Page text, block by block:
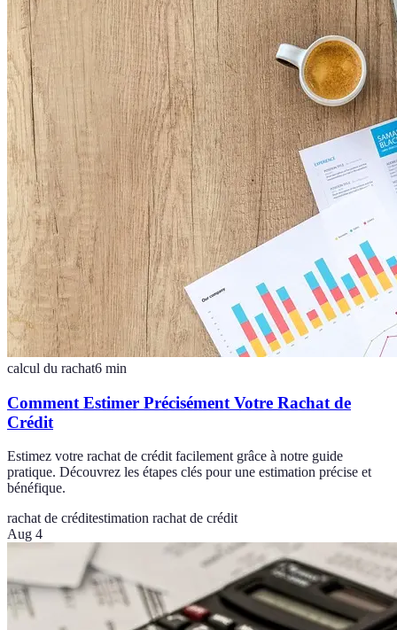
calcul du rachat6 min
Comment Estimer Précisément Votre Rachat de
Crédit
Estimez votre rachat de crédit facilement grâce à notre guide
pratique. Découvrez les étapes clés pour une estimation précise et
bénéfique.
rachat de créditestimation rachat de crédit
Aug 4